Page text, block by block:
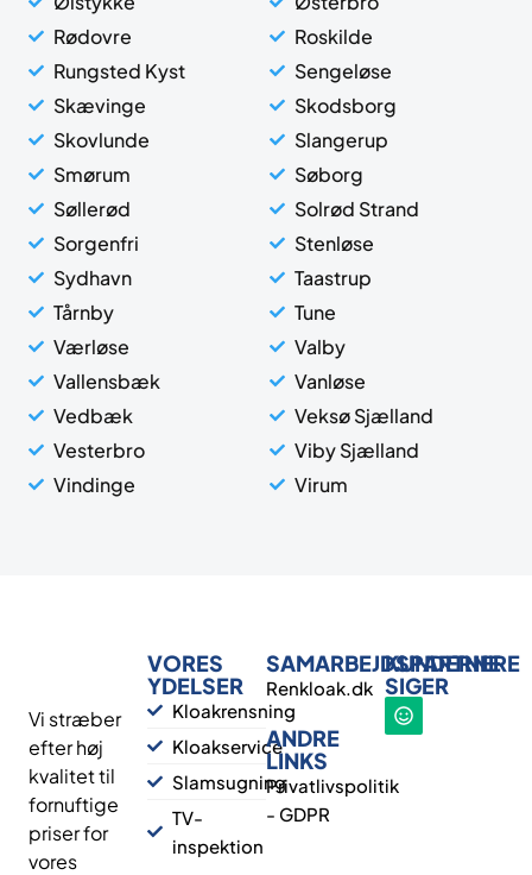
Rødovre
Roskilde
Rungsted Kyst
Sengeløse
Skævinge
Skodsborg
Skovlunde
Slangerup
Smørum
Søborg
Søllerød
Solrød Strand
Sorgenfri
Stenløse
Sydhavn
Taastrup
Tårnby
Tune
Værløse
Valby
Vallensbæk
Vanløse
Vedbæk
Veksø Sjælland
Vesterbro
Viby Sjælland
Vindinge
Virum
Vi stræber
efter høj
kvalitet til
fornuftige
priser for
vores
VORES
YDELSER
Kloakrensning
Kloakservice
Slamsugning
TV-
inspektion
SAMARBEJDSPARTNERE
Renkloak.dk
ANDRE
LINKS
Privatlivspolitik
- GDPR
KUNDERNE
SIGER